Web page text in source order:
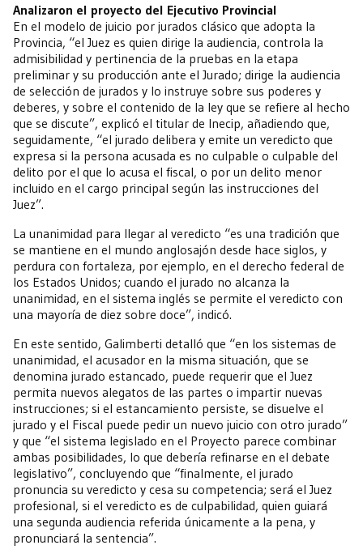
Analizaron el proyecto del Ejecutivo Provincial
En el modelo de juicio por jurados clásico que adopta la
Provincia, “el Juez es quien dirige la audiencia, controla la
admisibilidad y pertinencia de la pruebas en la etapa
preliminar y su producción ante el Jurado; dirige la audiencia
de selección de jurados y lo instruye sobre sus poderes y
deberes, y sobre el contenido de la ley que se refiere al hecho
que se discute”, explicó el titular de Inecip, añadiendo que,
seguidamente, “el jurado delibera y emite un veredicto que
expresa si la persona acusada es no culpable o culpable del
delito por el que lo acusa el fiscal, o por un delito menor
incluido en el cargo principal según las instrucciones del
Juez”.
La unanimidad para llegar al veredicto “es una tradición que
se mantiene en el mundo anglosajón desde hace siglos, y
perdura con fortaleza, por ejemplo, en el derecho federal de
los Estados Unidos; cuando el jurado no alcanza la
unanimidad, en el sistema inglés se permite el veredicto con
una mayoría de diez sobre doce”, indicó.
En este sentido, Galimberti detalló que “en los sistemas de
unanimidad, el acusador en la misma situación, que se
denomina jurado estancado, puede requerir que el Juez
permita nuevos alegatos de las partes o impartir nuevas
instrucciones; si el estancamiento persiste, se disuelve el
jurado y el Fiscal puede pedir un nuevo juicio con otro jurado”
y que “el sistema legislado en el Proyecto parece combinar
ambas posibilidades, lo que debería refinarse en el debate
legislativo”, concluyendo que “finalmente, el jurado
pronuncia su veredicto y cesa su competencia; será el Juez
profesional, si el veredicto es de culpabilidad, quien guiará
una segunda audiencia referida únicamente a la pena, y
pronunciará la sentencia”.